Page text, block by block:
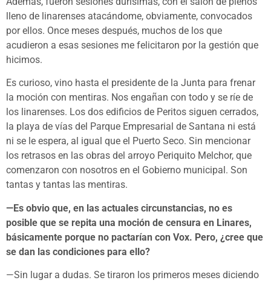
lleno de linarenses atacándome, obviamente, convocados
por ellos. Once meses después, muchos de los que
acudieron a esas sesiones me felicitaron por la gestión que
hicimos.
Es curioso, vino hasta el presidente de la Junta para frenar
la moción con mentiras. Nos engañan con todo y se ríe de
los linarenses. Los dos edificios de Peritos siguen cerrados,
la playa de vías del Parque Empresarial de Santana ni está
ni se le espera, al igual que el Puerto Seco. Sin mencionar
los retrasos en las obras del arroyo Periquito Melchor, que
comenzaron con nosotros en el Gobierno municipal. Son
tantas y tantas las mentiras.
—Es obvio que, en las actuales circunstancias, no es
posible que se repita una moción de censura en Linares,
básicamente porque no pactarían con Vox. Pero, ¿cree que
se dan las condiciones para ello?
—Sin lugar a dudas. Se tiraron los primeros meses diciendo